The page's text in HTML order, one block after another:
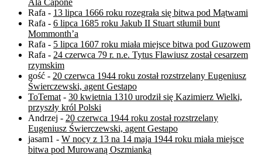
Rafa - 13 lipca 1666 roku rozegrała się bitwa pod Mątwami
Rafa - 6 lipca 1685 roku Jakub II Stuart stłumił bunt
Mommonth’a
Rafa - 5 lipca 1607 roku miała miejsce bitwa pod Guzowem
Rafa - 24 czerwca 79 r. n.e. Tytus Flawiusz został cesarzem
rzymskim
gość - 20 czerwca 1944 roku został rozstrzelany Eugeniusz
Świerczewski, agent Gestapo
ToTemat - 30 kwietnia 1310 urodził się Kazimierz Wielki,
przyszły król Polski
Andrzej - 20 czerwca 1944 roku został rozstrzelany
Eugeniusz Świerczewski, agent Gestapo
jasam1 - W nocy z 13 na 14 maja 1944 roku miała miejsce
bitwa pod Murowaną Oszmianką